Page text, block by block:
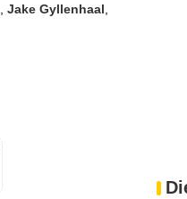
, Jake Gyllenhaal,